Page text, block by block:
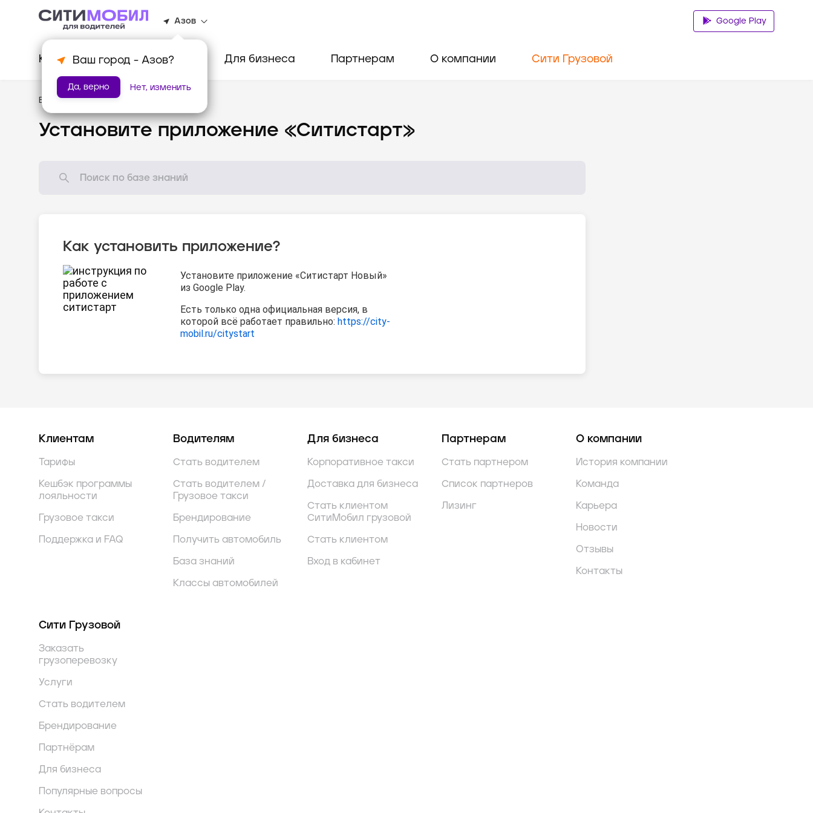
Азов
Ваш город - Азов?
Да, верно Нет, изменить
Google Play
Клиентам Водителям Для бизнеса Партнерам О компании Сити Грузовой
База знаний /Новому водителю
Установите приложение «Ситистарт»
Как установить приложение?
Установите приложение «Ситистарт Новый»
из Google Play.
Есть только одна официальная версия, в
которой всё работает правильно: https://city-
mobil.ru/citystart
Клиентам
Тарифы
Кешбэк программы
лояльности
Грузовое такси
Поддержка и FAQ
Водителям
Стать водителем
Стать водителем /
Грузовое такси
Брендирование
Получить автомобиль
База знаний
Классы автомобилей
Для бизнеса
Корпоративное такси
Доставка для бизнеса
Стать клиентом
СитиМобил грузовой
Стать клиентом
Вход в кабинет
Партнерам
Стать партнером
Список партнеров
Лизинг
О компании
История компании
Команда
Карьера
Новости
Отзывы
Контакты
Сити Грузовой
Заказать
грузоперевозку
Услуги
Стать водителем
Брендирование
Партнёрам
Для бизнеса
Популярные вопросы